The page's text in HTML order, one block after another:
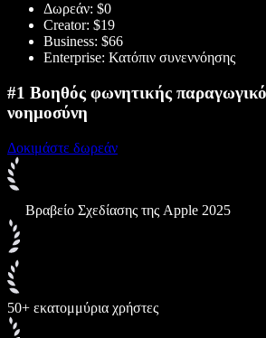
Δωρεάν: $0
Creator: $19
Business: $66
Enterprise: Κατόπιν συνεννόησης
#1 Βοηθός φωνητικής
νοημοσύνη
Δοκιμάστε δωρεάν
Βραβείο Σχεδίασης της Apple 2025
50+ εκατομμύρια χρήστες